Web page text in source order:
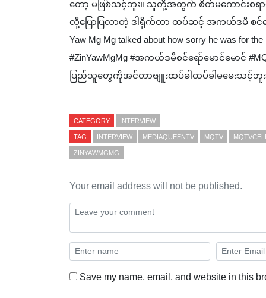
တော့ မဖြစ်သင့်ဘူး။ သူတို့အတွက် စိတ်မကောင်းစရာပါ
လို့ပြောပြလာတဲ့ ဒါရိုက်တာ ထပ်ဆင့် အကယ်ဒမီ စင်ရော်
Yaw Mg Mg talked about how sorry he was for
#ZinYawMgMg #အကယ်ဒမီစင်ရော်မောင်မောင်
ပြည်သူတွေကိုအင်တာဗျူးထပ်ခါထပ်ခါမမေးသင့်ဘူး
CATEGORY INTERVIEW
TAG INTERVIEW MEDIAQUEENTV MQTV
ZINYAWMGMG
Your email address will not be published.
Save my name, email, and website in this